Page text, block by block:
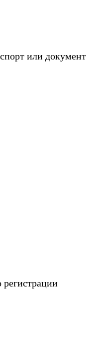
или документ
регистрации